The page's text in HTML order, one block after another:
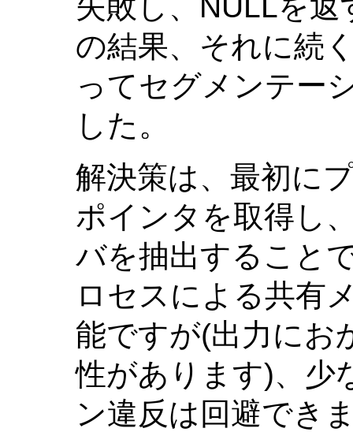
失敗し、NULLを
の結果、それに続
ってセグメンテー
した。
解決策は、最初に
ポインタを取得し
バを抽出すること
ロセスによる共有
能ですが(出力にお
性があります)、少
ン違反は回避でき